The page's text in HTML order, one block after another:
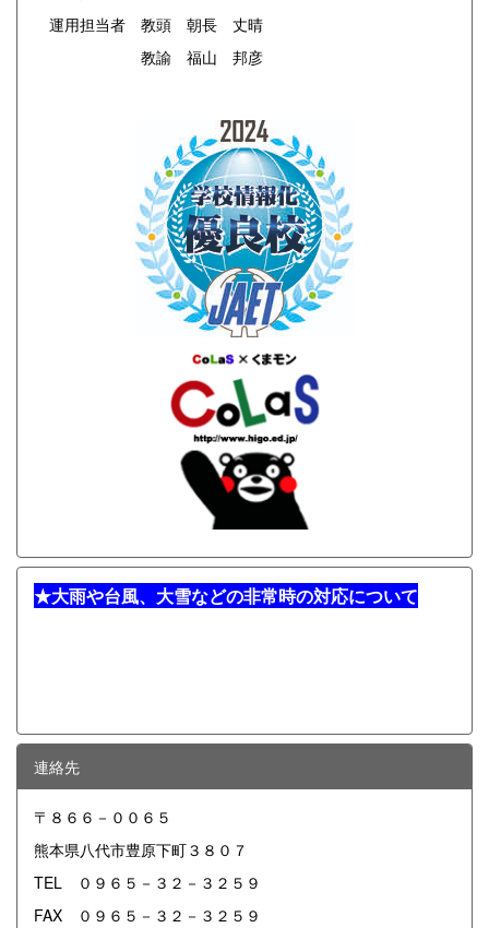
運用担当者 教頭 朝長 丈晴
教諭 福山 邦彦
★大雨や台風、大雪などの非常時の対応について
連絡先
〒８６６－００６５
熊本県八代市豊原下町３８０７
TEL ０９６５－３２－３２５９
FAX ０９６５－３２－３２５９